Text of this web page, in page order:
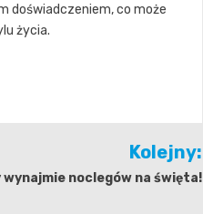
doświadczeniem, co może
życia.
Kolejny:
noclegów na święta!